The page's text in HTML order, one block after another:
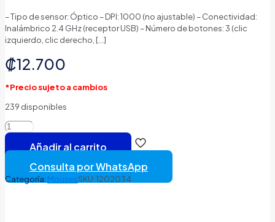
– Tipo de sensor: Óptico – DPI: 1000 (no ajustable) – Conectividad:
Inalámbrico 2.4 GHz (receptor USB) – Número de botones: 3 (clic
izquierdo, clic derecho, […]
₡12.700
*Precio sujeto a cambios
239 disponibles
MOUSE
LOGITECH
M280
1000
Añadir al carrito
Consulta por WhatsApp
Categoría: MousesSKU:1202034